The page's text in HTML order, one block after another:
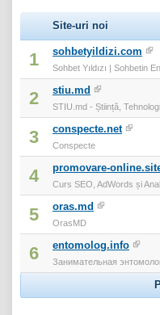
Site-uri noi
1 sohbetyildizi.com
Sohbet Yıldızı | Sohbetin
2 stiu.md
STIU.md - Știință,
3 conspecte.net
Conspecte
4 promovare-
Curs SEO, AdWords și
5 oras.md
OrasMD
6 entomolog.info
Занимательная